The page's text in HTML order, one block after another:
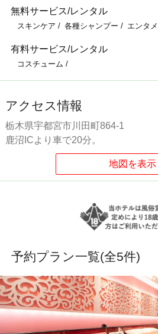
無料サービス/レンタル
スキンケア 各種シャンプー エンタ
有料サービス/レンタル
コスチューム
アクセス情報
栃木県宇都宮市川田町864-1
鹿沼ICより車で20分。
予約プラン一覧(全5件)